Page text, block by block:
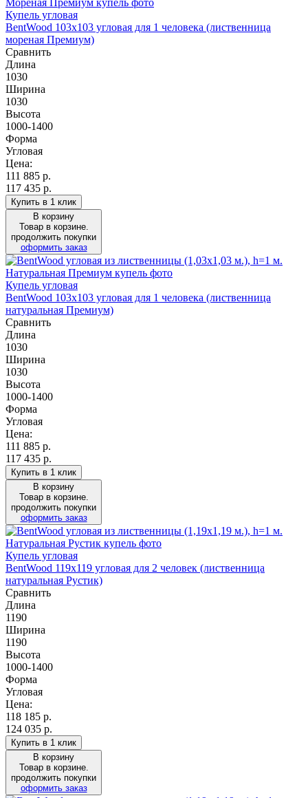
Купель угловая
BentWood 103х103 угловая для 1 человека (лиственница
мореная Премиум)
Сравнить
Длина
1030
Ширина
1030
Высота
1000-1400
Форма
Угловая
Цена:
111 885 р.
117 435 р.
Купить в 1 клик
В корзину
Товар в корзине.
продолжить покупки
оформить заказ
Купель угловая
BentWood 103х103 угловая для 1 человека (лиственница
натуральная Премиум)
Сравнить
Длина
1030
Ширина
1030
Высота
1000-1400
Форма
Угловая
Цена:
111 885 р.
117 435 р.
Купить в 1 клик
В корзину
Товар в корзине.
продолжить покупки
оформить заказ
Купель угловая
BentWood 119х119 угловая для 2 человек (лиственница
натуральная Рустик)
Сравнить
Длина
1190
Ширина
1190
Высота
1000-1400
Форма
Угловая
Цена:
118 185 р.
124 035 р.
Купить в 1 клик
В корзину
Товар в корзине.
продолжить покупки
оформить заказ